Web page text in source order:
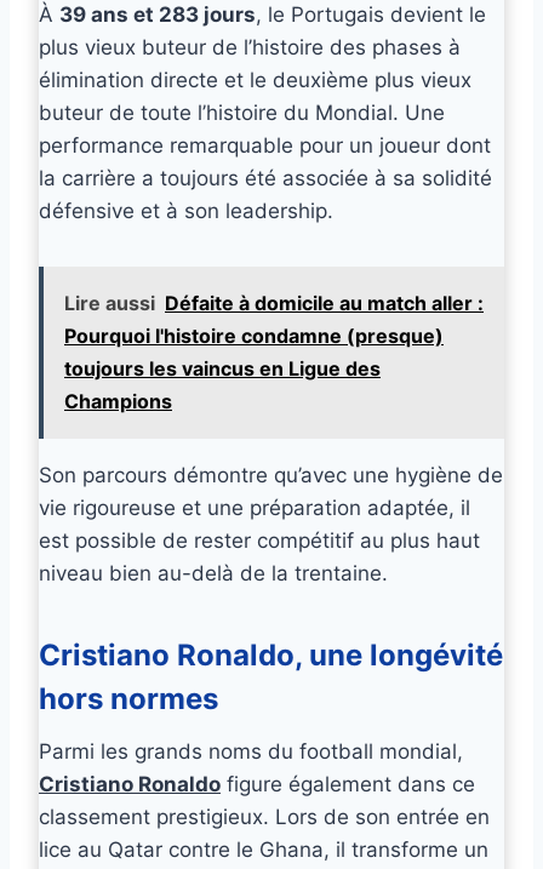
À 39 ans et 283 jours, le Portugais devient le
plus vieux buteur de l’histoire des phases à
élimination directe et le deuxième plus vieux
buteur de toute l’histoire du Mondial. Une
performance remarquable pour un joueur dont
la carrière a toujours été associée à sa solidité
défensive et à son leadership.
Lire aussi Défaite à domicile au match aller :
Pourquoi l'histoire condamne (presque)
toujours les vaincus en Ligue des
Champions
Son parcours démontre qu’avec une hygiène de
vie rigoureuse et une préparation adaptée, il
est possible de rester compétitif au plus haut
niveau bien au-delà de la trentaine.
Cristiano Ronaldo, une longévité
hors normes
Parmi les grands noms du football mondial,
Cristiano Ronaldo figure également dans ce
classement prestigieux. Lors de son entrée en
lice au Qatar contre le Ghana, il transforme un